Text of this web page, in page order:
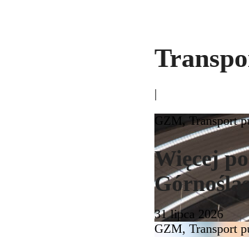
|
GZM, Transport
Więcej
31 lipca 2026
GZM, Transport